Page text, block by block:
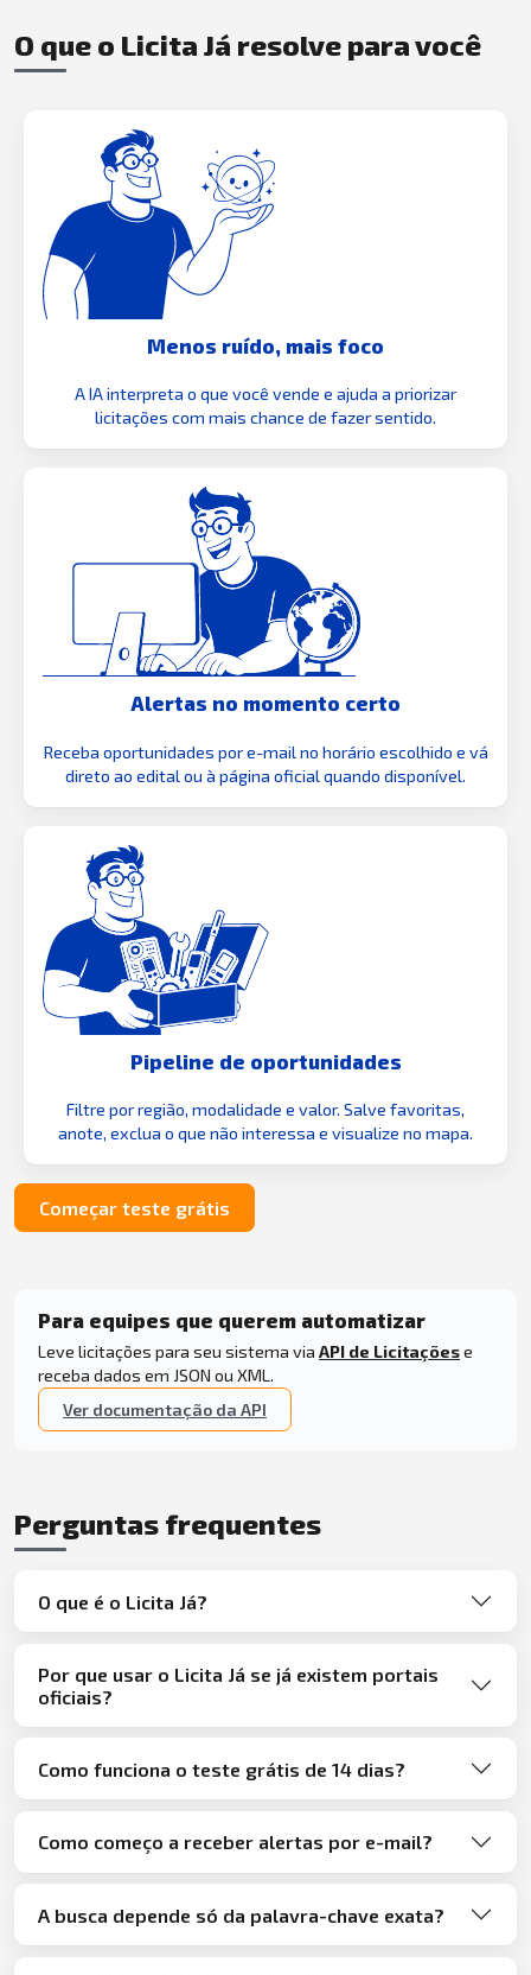
O que o Licita Já resolve para você
Menos ruído, mais foco
A IA interpreta o que você vende e ajuda a priorizar
licitações com mais chance de fazer sentido.
Alertas no momento certo
Receba oportunidades por e-mail no horário escolhido e vá
direto ao edital ou à página oficial quando disponível.
Pipeline de oportunidades
Filtre por região, modalidade e valor. Salve favoritas,
anote, exclua o que não interessa e visualize no mapa.
Começar teste grátis
Para equipes que querem automatizar
Leve licitações para seu sistema via API de Licitaçõese
receba dados em JSON ou XML.
Ver documentação da API
Perguntas frequentes
O que é o Licita Já?
Por que usar o Licita Já se já existem portais
oficiais?
Como funciona o teste grátis de 14 dias?
Como começo a receber alertas por e-mail?
A busca depende só da palavra-chave exata?